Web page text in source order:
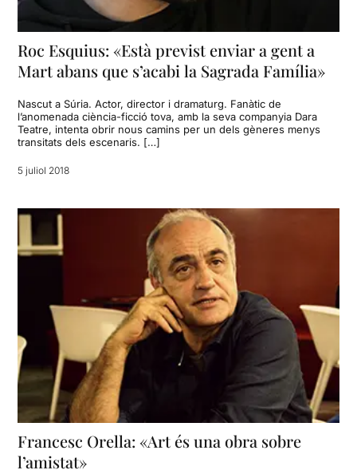
Roc Esquius: «Està previst enviar a gent a
Mart abans que s’acabi la Sagrada Família»
Nascut a Súria. Actor, director i dramaturg. Fanàtic de
l’anomenada ciència-ficció tova, amb la seva companyia Dara
Teatre, intenta obrir nous camins per un dels gèneres menys
transitats dels escenaris. […]
5 juliol 2018
Francesc Orella: «Art és una obra sobre
l’amistat»